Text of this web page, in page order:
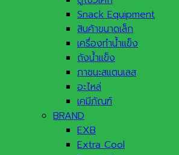
Snack Equipment
สินค้าขนาดเล็ก
เครื่องทำน้ำแข็ง
ถังน้ำแข็ง
ภาชนะสแตนเลส
อะไหล่
เคมีภัณฑ์
BRAND
EXB
Extra Cool